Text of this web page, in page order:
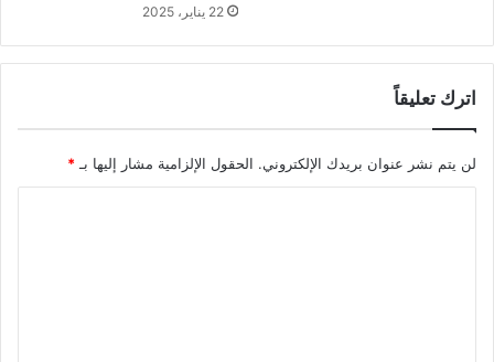
22 يناير، 2025
اترك تعليقاً
لن يتم نشر عنوان بريدك الإلكتروني. الحقول الإلزامية مشار إليها بـ *